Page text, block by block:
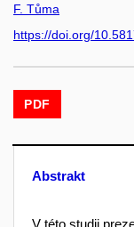
F. Tůma
https://doi.org/
PDF
Abstrakt